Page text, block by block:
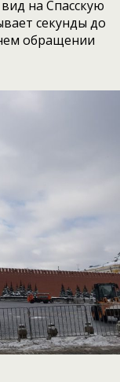
на Спасскую
секунды до
обращении